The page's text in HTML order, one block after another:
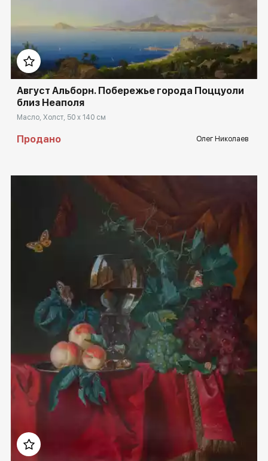
Домен: rakovgallery.ru
Август Альборн. Побережье города Поццуоли
близ Неаполя
Масло, Холст, 50 x 140 см
Продано Олег Николаев
rakovgallery.ru